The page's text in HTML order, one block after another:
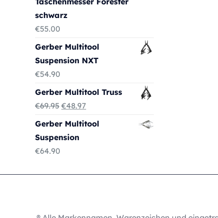
schwarz
€55.00
Gerber Multitool
Suspension NXT
€54.90
Gerber Multitool Truss
€69.95 Ursprünglicher
Preis
war:
€48.97
Preis
Gerber Multitool
Suspension
€64.90